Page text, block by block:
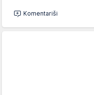
Komentariši